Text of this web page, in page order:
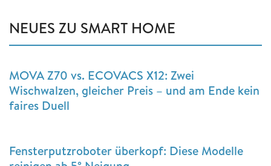
NEUES ZU SMART HOME
MOVA Z70 vs. ECOVACS X12: Zwei
Wischwalzen, gleicher Preis – und am Ende kein
faires Duell
Fensterputzroboter überkopf: Diese Modelle